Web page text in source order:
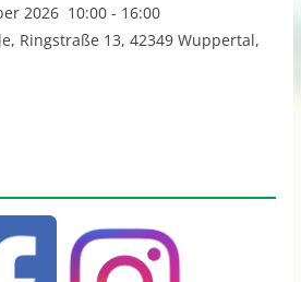
2026 10:00- 16:00
Ringstraße 13, 42349 Wuppertal,